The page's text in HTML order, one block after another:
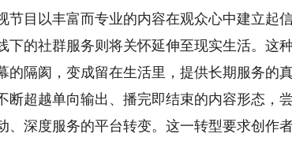
节目以丰富而专业的内容在观众心中建立起
下的社群服务则将关怀延伸至现实生活。这
的隔阂，变成留在生活里，提供长期服务的真
超越单向输出、播完即结束的内容形态，
、深度服务的平台转变。这一转型要求创作